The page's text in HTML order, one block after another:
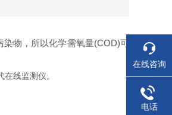
物，所以化学需氧量(COD)可
线监测仪。
在线咨询
电话